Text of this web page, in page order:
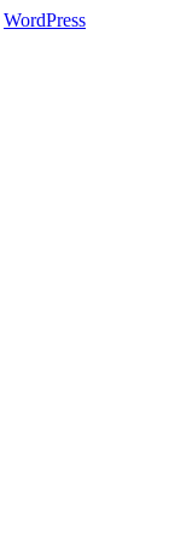
WordPress